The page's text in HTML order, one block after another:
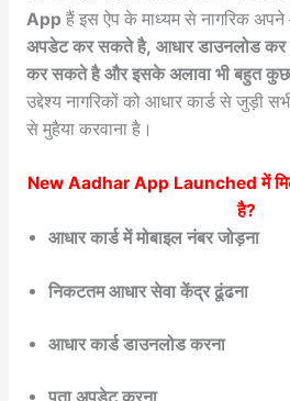
App हैं इस ऐप के माध्यम से नागरिक
अपडेट कर सकते है, आधार डाउनलोड
कर सकते है और इसके अलावा भी बहुत
उद्देश्य नागरिकों को आधार कार्ड से जुड़ी
से मुहैया करवाना है।
New Aadhar App Launched में
है?
आधार कार्ड में मोबाइल नंबर जोड़ना
निकटतम आधार सेवा केंद्र ढूंढना
आधार कार्ड डाउनलोड करना